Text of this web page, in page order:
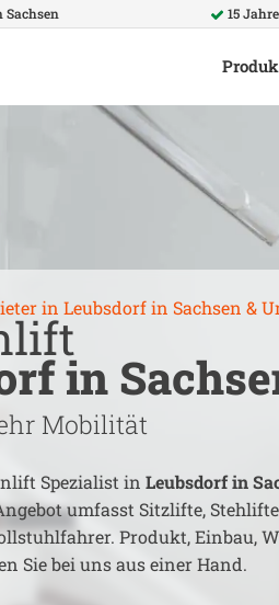
Sachsen 15
in Leubsdorf in Sachsen &
in
Mobilität
Spezialist in Leubsdorf in
umfasst Sitzlifte,
Produkt, Einbau,
Sie bei uns aus einer Hand.